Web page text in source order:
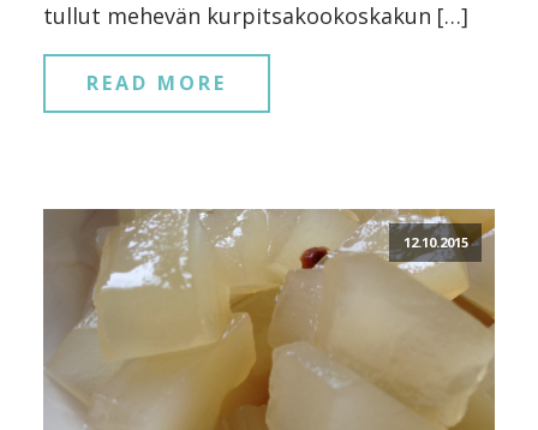
tullut mehevän kurpitsakookoskakun […]
READ MORE
12.10.2015